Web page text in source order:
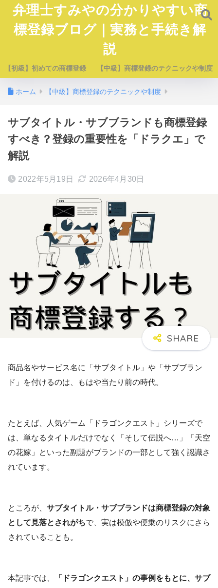
弁理士すみやの分かりやすい商
標登録ブログ｜実務と手続き解
説
【初級】初めての商標登録 【中級】商標登録のテクニックや制度
ホーム 【中級】商標登録のテクニックや制度
サブタイトル・サブブランドも商標登録
すべき？登録の重要性を「ドラクエ」で
解説
2022年5月19日 2026年4月30日
商品名やサービス名に「サブタイトル」や「サブブラン
ド」を付けるのは、もはや当たり前の時代。
たとえば、人気ゲーム「ドラゴンクエスト」シリーズで
は、単なるタイトルだけでなく「そして伝説へ…」「天空
の花嫁」といった副題がブランドの一部として強く認識さ
れています。
ところが、 サブタイトル・サブブランドは商標登録の対象
として見落とされがちで、実は模倣や便乗のリスクにさら
されていることも。
本記事では、
「ドラゴンクエスト」の事例をもとに、サブ